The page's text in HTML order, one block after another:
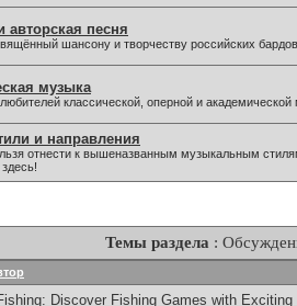
авторская песня
шансону и творчеству российских
музыка
классической, оперной и академической
и направления
отнести к вышеназванным музыкальным
Темы раздела :
Discover Fishing Games with